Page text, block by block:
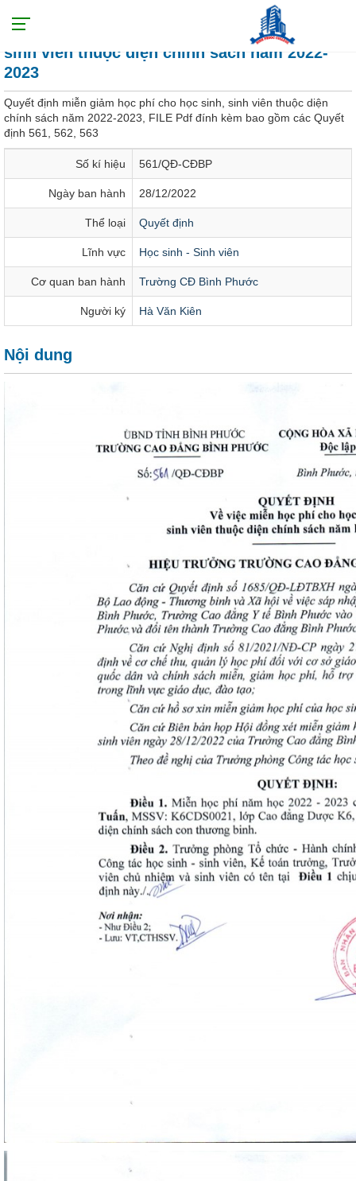
Quyết định miễn giảm học phí cho học sinh,
sinh viên thuộc diện chính sách năm 2022-
2023
Quyết định miễn giảm học phí cho học sinh, sinh viên thuộc diện
chính sách năm 2022-2023, FILE Pdf đính kèm bao gồm các Quyết
định 561, 562, 563
Số kí hiệu 561/QĐ-CĐBP
Ngày ban hành 28/12/2022
Thể loại Quyết định
Lĩnh vực Học sinh - Sinh viên
Cơ quan ban hành Trường CĐ Bình Phước
Người ký Hà Văn Kiên
Nội dung